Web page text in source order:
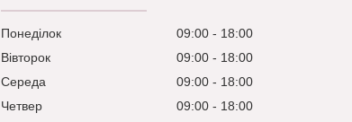
Понеділок 09:00
18:00
Вівторок
09:00
18:00
Середа
09:00
18:00
Четвер
09:00
18:00